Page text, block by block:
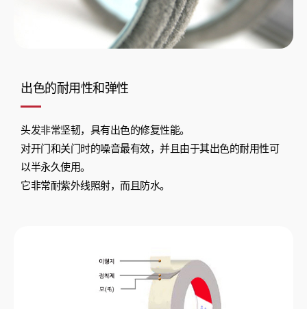
出色的耐用性和弹性
头发非常坚韧，具有出色的修复性能。
对开门和关门时的噪音最有效，并且由于其出色的耐用性可
以半永久使用。
它非常耐紫外线照射，而且防水。